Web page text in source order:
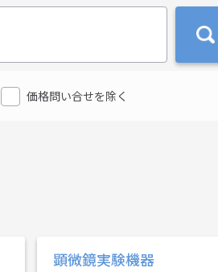
価格問い合せを除く
顕微鏡実験機器